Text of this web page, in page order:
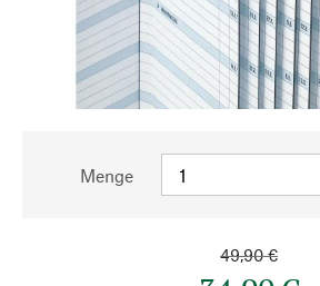
Menge
49,90 €